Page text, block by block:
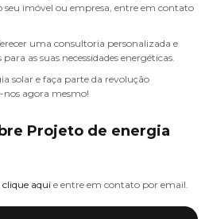
seu imóvel ou empresa, entre em contato
uma consultoria personalizada e
as suas necessidades energéticas.
solar e faça parte da revolução
agora mesmo!
Projeto de energia
clique aqui e entre em contato por email.